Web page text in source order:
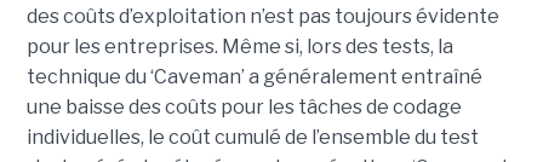
des coûts d’exploitation n’est pas toujours évidente
pour les entreprises. Même si, lors des tests, la
technique du ‘Caveman’ a généralement entraîné
une baisse des coûts pour les tâches de codage
individuelles, le coût cumulé de l’ensemble du test